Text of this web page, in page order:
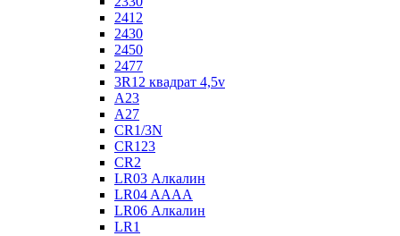
2412
2430
2450
2477
3R12 квадрат 4,5v
A23
A27
CR1/3N
CR123
CR2
LR03 Алкалин
LR04 AAAA
LR06 Алкалин
LR1